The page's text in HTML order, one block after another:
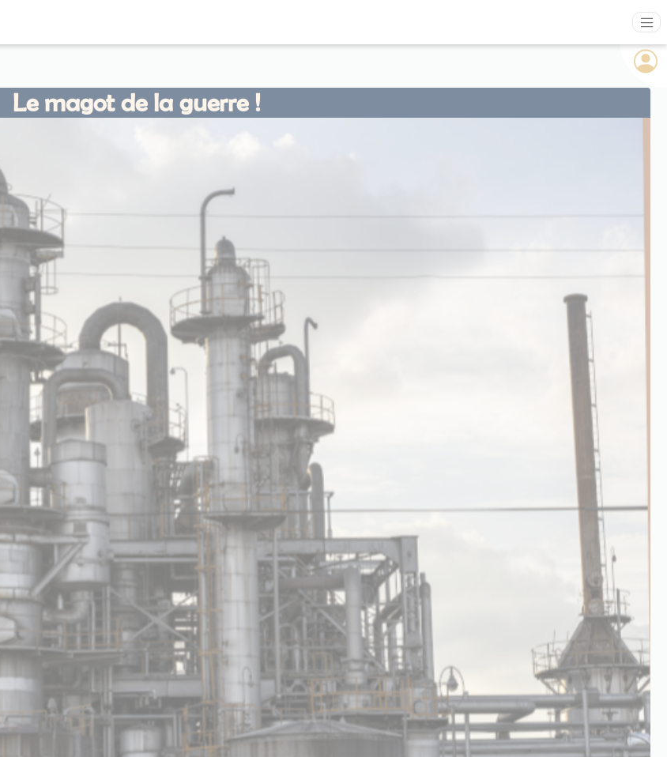
Le magot de la guerre !